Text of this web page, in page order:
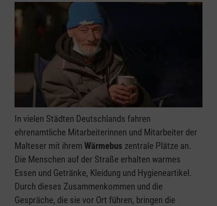
In vielen Städten Deutschlands fahren
ehrenamtliche Mitarbeiterinnen und Mitarbeiter der
Malteser mit ihrem Wärmebus zentrale Plätze an.
Die Menschen auf der Straße erhalten warmes
Essen und Getränke, Kleidung und Hygieneartikel.
Durch dieses Zusammenkommen und die
Gespräche, die sie vor Ort führen, bringen die